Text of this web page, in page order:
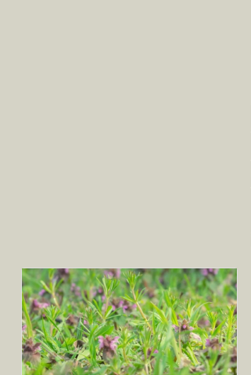
Bilge İlaç
Bio Vitals
Biobella
Biotama
Birtaş